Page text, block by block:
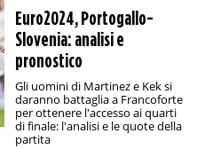
Euro2024, Portogallo-
Slovenia: analisi e
pronostico
Gli uomini di Martinez e Kek si
daranno battaglia a Francoforte
per ottenere l'accesso ai quarti
di finale: l'analisi e le quote della
partita